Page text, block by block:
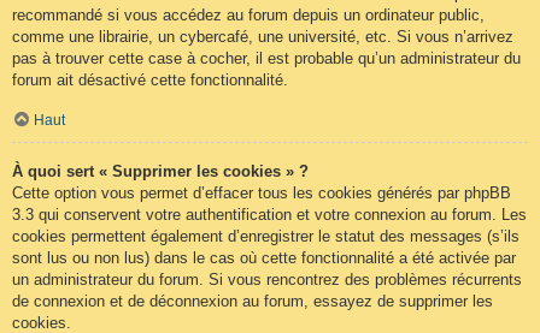
recommandé si vous accédez au forum depuis un ordinateur public,
comme une librairie, un cybercafé, une université, etc. Si vous n’arrivez
pas à trouver cette case à cocher, il est probable qu’un administrateur du
forum ait désactivé cette fonctionnalité.
Haut
À quoi sert « Supprimer les cookies » ?
Cette option vous permet d’effacer tous les cookies générés par phpBB
3.3 qui conservent votre authentification et votre connexion au forum. Les
cookies permettent également d’enregistrer le statut des messages (s’ils
sont lus ou non lus) dans le cas où cette fonctionnalité a été activée par
un administrateur du forum. Si vous rencontrez des problèmes récurrents
de connexion et de déconnexion au forum, essayez de supprimer les
cookies.